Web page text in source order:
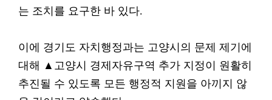
는 조치를 요구한 바 있다.
이에 경기도 자치행정과는 고양시의 문제 제기에
대해 ▲고양시 경제자유구역 추가 지정이 원활히
추진될 수 있도록 모든 행정적 지원을 아끼지 않